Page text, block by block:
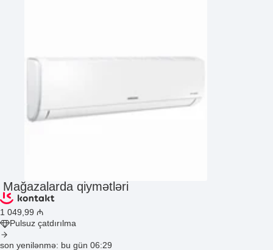
Mağazalarda qiymətləri
1 049 ,99 ₼
Pulsuz çatdırılma
son yenilənmə: bu gün 06:29